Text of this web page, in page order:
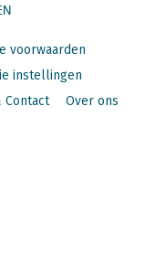
voorwaarden
instellingen
Contact Over ons